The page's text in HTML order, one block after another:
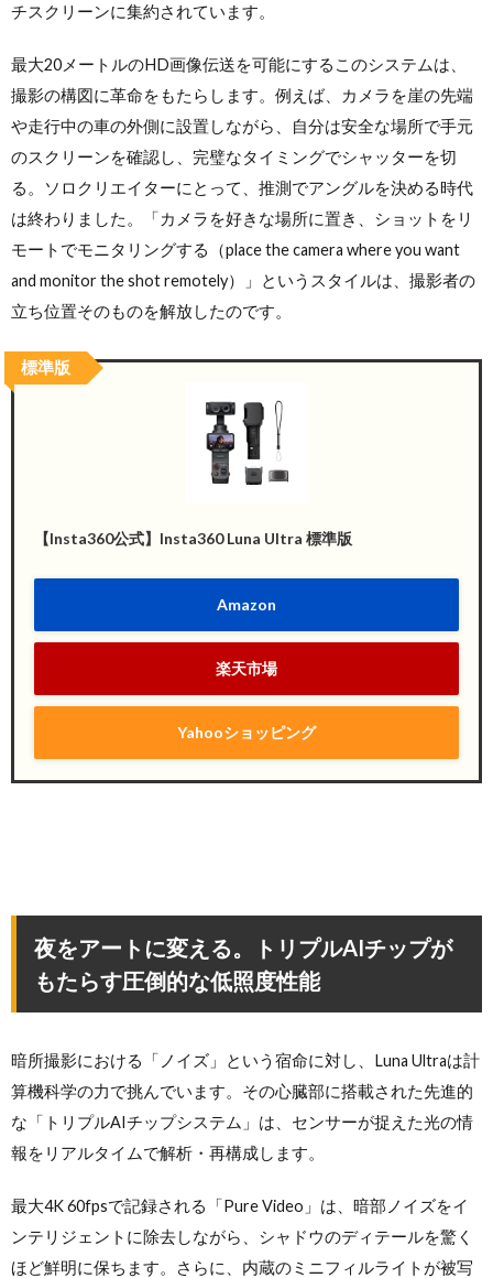
チスクリーンに集約されています。
最大20メートルのHD画像伝送を可能にするこのシステムは、
撮影の構図に革命をもたらします。例えば、カメラを崖の先端
や走行中の車の外側に設置しながら、自分は安全な場所で手元
のスクリーンを確認し、完璧なタイミングでシャッターを切
る。ソロクリエイターにとって、推測でアングルを決める時代
は終わりました。「カメラを好きな場所に置き、ショットをリ
モートでモニタリングする（place the camera where you want
and monitor the shot remotely）」というスタイルは、撮影者の
立ち位置そのものを解放したのです。
【Insta360公式】Insta360 Luna Ultra 標準版
Amazon
楽天市場
Yahooショッピング
標準版
夜をアートに変える。トリプルAIチップが
もたらす圧倒的な低照度性能
暗所撮影における「ノイズ」という宿命に対し、Luna Ultraは計
算機科学の力で挑んでいます。その心臓部に搭載された先進的
な「トリプルAIチップシステム」は、センサーが捉えた光の情
報をリアルタイムで解析・再構成します。
最大4K 60fpsで記録される「Pure Video」は、暗部ノイズをイ
ンテリジェントに除去しながら、シャドウのディテールを驚く
ほど鮮明に保ちます。さらに、内蔵のミニフィルライトが被写